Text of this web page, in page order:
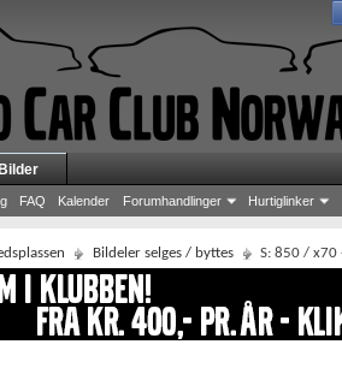
FAQ Kalender Forumhandlinger Hurtiglinker
Bilder
Bildeler selges / byttes S: 850 / x70